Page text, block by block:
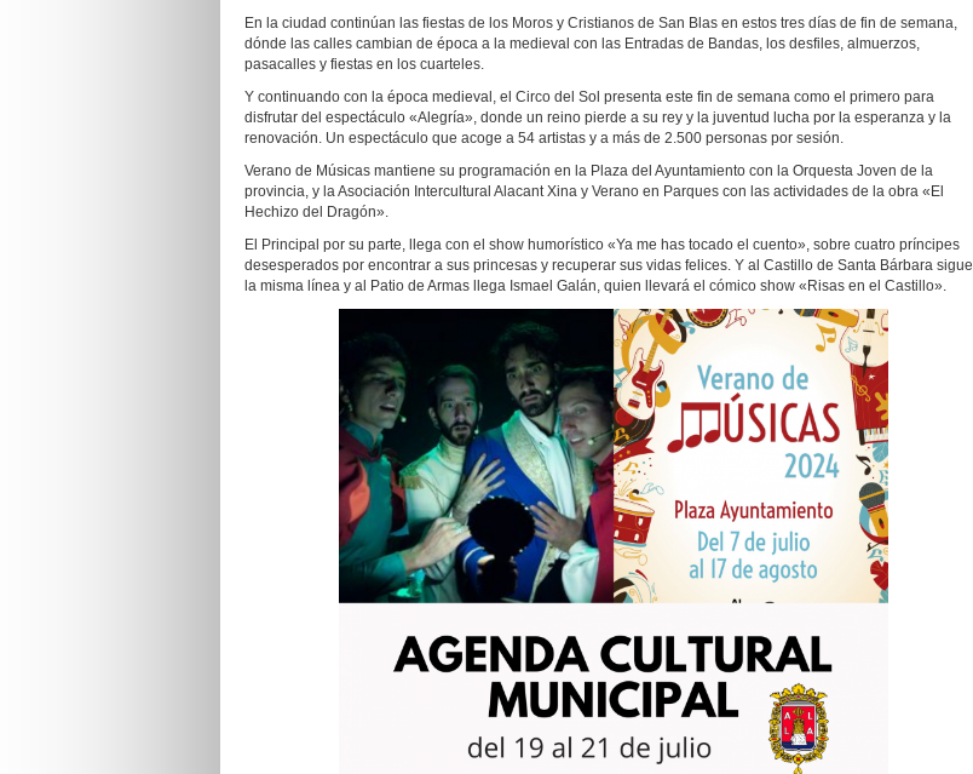
En la ciudad continúan las fiestas de los Moros y Cristianos de San Blas en estos tres días de fin de semana,
dónde las calles cambian de época a la medieval con las Entradas de Bandas, los desfiles, almuerzos,
pasacalles y fiestas en los cuarteles.
Y continuando con la época medieval, el Circo del Sol presenta este fin de semana como el primero para
disfrutar del espectáculo «Alegría», donde un reino pierde a su rey y la juventud lucha por la esperanza y la
renovación. Un espectáculo que acoge a 54 artistas y a más de 2.500 personas por sesión.
Verano de Músicas mantiene su programación en la Plaza del Ayuntamiento con la Orquesta Joven de la
provincia, y la Asociación Intercultural Alacant Xina y Verano en Parques con las actividades de la obra «El
Hechizo del Dragón».
El Principal por su parte, llega con el show humorístico «Ya me has tocado el cuento», sobre cuatro príncipes
desesperados por encontrar a sus princesas y recuperar sus vidas felices. Y al Castillo de Santa Bárbara sigue
la misma línea y al Patio de Armas llega Ismael Galán, quien llevará el cómico show «Risas en el Castillo».